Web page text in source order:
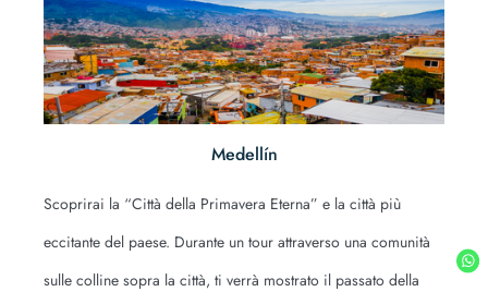
Medellín
Scoprirai la “Città della Primavera Eterna” e la città più
eccitante del paese. Durante un tour attraverso una comunità
sulle colline sopra la città, ti verrà mostrato il passato della